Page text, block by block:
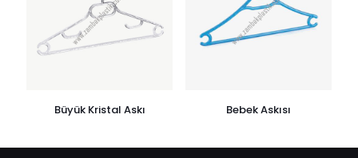
Büyük Kristal Askı Bebek Askısı